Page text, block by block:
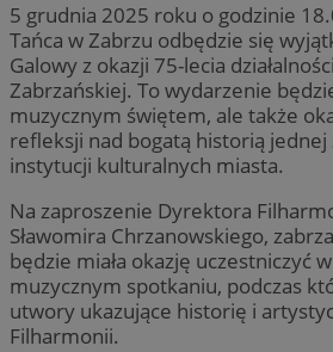
5 grudnia 2025 roku o godzinie
Tańca w Zabrzu odbędzie się
Galowy z okazji 75-lecia
Zabrzańskiej. To wydarzenie
muzycznym świętem, ale także
refleksji nad bogatą historią jednej
instytucji kulturalnych miasta.
Na zaproszenie Dyrektora
Sławomira Chrzanowskiego,
będzie miała okazję uczestniczyć
muzycznym spotkaniu, podczas
utwory ukazujące historię i
Filharmonii.